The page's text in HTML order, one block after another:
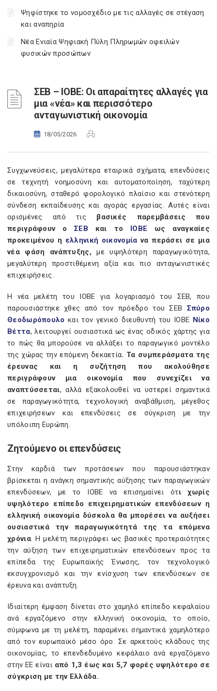
Ψηφίστηκε το νομοσχέδιο με τις αλλαγές σε στέγαση
και αναπηρία
Νέα Ενιαία Ψηφιακή Πύλη Πληρωμών οφειλών
φυσικών προσώπων
ΣΕΒ – ΙΟΒΕ: Οι απαραίτητες αλλαγές για
μια «νέα» και περισσότερο
ανταγωνιστική οικονομία
18/05/2026
Συγχωνεύσεις, μεγαλύτερα εταιρικά σχήματα, επενδύσεις
σε τεχνητή νοημοσύνη και αυτοματοποίηση, ταχύτερη
δικαιοσύνη, σταθερό φορολογικό πλαίσιο και στενότερη
σύνδεση εκπαίδευσης και αγοράς εργασίας. Αυτές είναι
ορισμένες από τιςβασικές παρεμβάσεις που
περιγράφουν οΣΕΒ και το ΙΟΒΕ ως αναγκαίες
προκειμένου η ελληνική οικονομία να περάσει σε μια
νέα φάση ανάπτυξης, με υψηλότερη παραγωγικότητα,
μεγαλύτερη προστιθέμενη αξία και πιο ανταγωνιστικές
επιχειρήσεις.
Η νέα μελέτη του ΙΟΒΕ για λογαριασμό του ΣΕΒ, που
παρουσιάστηκε χθες από τον πρόεδρο του ΣΕΒ Σπύρο
Θεοδωρόπουλο και τον γενικό διευθυντή του ΙΟΒΕ Νίκο
Βέττα, λειτουργεί ουσιαστικά ως ένας οδικός χάρτης για
το πώς θα μπορούσε να αλλάξει το παραγωγικό μοντέλο
της χώρας την επόμενη δεκαετία. Τα συμπεράσματα της
έρευνας και η συζήτηση που ακολούθησε
περιγράφουν μια οικονομία που συνεχίζει να
αναπτύσσεται, αλλά εξακολουθεί να υστερεί σημαντικά
σε παραγωγικότητα, τεχνολογική αναβάθμιση, μέγεθος
επιχειρήσεων και επενδύσεις σε σύγκριση με την
υπόλοιπη Ευρώπη.
Ζητούμενο οι επενδύσεις
Στην καρδιά των προτάσεων που παρουσιάστηκαν
βρίσκεται η ανάγκη σημαντικής αύξησης των παραγωγικών
επενδύσεων, με το ΙΟΒΕ να επισημαίνει ότι χωρίς
υψηλότερο επίπεδο επιχειρηματικών επενδύσεων η
ελληνική οικονομία δύσκολα θα μπορέσει να αυξήσει
ουσιαστικά την παραγωγικότητά της τα επόμενα
χρόνια. Η μελέτη περιγράφει ως βασικές προτεραιότητες
την αύξηση των επιχειρηματικών επενδύσεων προς τα
επίπεδα της Ευρωπαϊκής Ένωσης, τον τεχνολογικό
εκσυγχρονισμό και την ενίσχυση των επενδύσεων σε
έρευνα και ανάπτυξη.
Ιδιαίτερη έμφαση δίνεται στο χαμηλό επίπεδο κεφαλαίου
ανά εργαζόμενο στην ελληνική οικονομία, το οποίο,
σύμφωνα με τη μελέτη, παραμένει σημαντικά χαμηλότερο
από τον ευρωπαϊκό μέσο όρο. Σε αρκετούς κλάδους της
οικονομίας, το επενδεδυμένο κεφάλαιο ανά εργαζόμενο
στην ΕΕ είναιαπό 1,3 έως και 5,7 φορές υψηλότερο σε
σύγκριση με την Ελλάδα.